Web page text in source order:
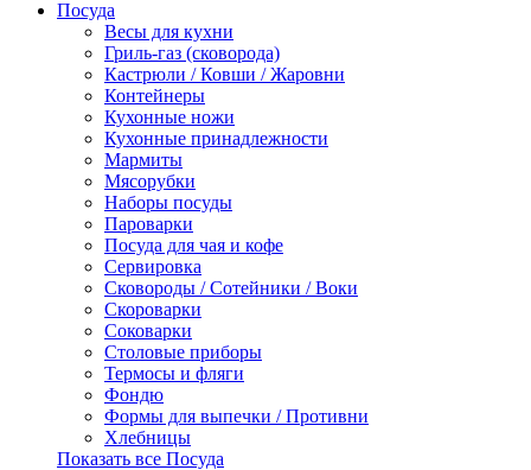
Посуда
Весы для кухни
Гриль-газ (сковорода)
Кастрюли / Ковши / Жаровни
Контейнеры
Кухонные ножи
Кухонные принадлежности
Мармиты
Мясорубки
Наборы посуды
Пароварки
Посуда для чая и кофе
Сервировка
Сковороды / Сотейники / Воки
Скороварки
Соковарки
Столовые приборы
Термосы и фляги
Фондю
Формы для выпечки / Противни
Хлебницы
Показать все Посуда